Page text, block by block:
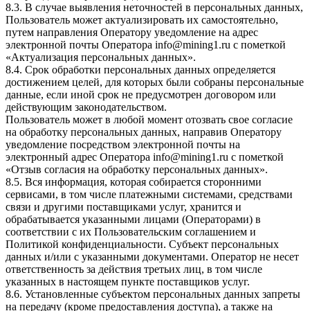
8.3. В случае выявления неточностей в персональных данных,
Пользователь может актуализировать их самостоятельно,
путем направления Оператору уведомление на адрес
электронной почты Оператора info@mining1.ru с пометкой
«Актуализация персональных данных».
8.4. Срок обработки персональных данных определяется
достижением целей, для которых были собраны персональные
данные, если иной срок не предусмотрен договором или
действующим законодательством.
Пользователь может в любой момент отозвать свое согласие
на обработку персональных данных, направив Оператору
уведомление посредством электронной почты на
электронный адрес Оператора info@mining1.ru с пометкой
«Отзыв согласия на обработку персональных данных».
8.5. Вся информация, которая собирается сторонними
сервисами, в том числе платежными системами, средствами
связи и другими поставщиками услуг, хранится и
обрабатывается указанными лицами (Операторами) в
соответствии с их Пользовательским соглашением и
Политикой конфиденциальности. Субъект персональных
данных и/или с указанными документами. Оператор не несет
ответственность за действия третьих лиц, в том числе
указанных в настоящем пункте поставщиков услуг.
8.6. Установленные субъектом персональных данных запреты
на передачу (кроме предоставления доступа), а также на